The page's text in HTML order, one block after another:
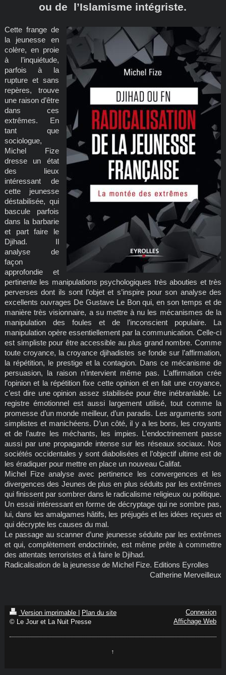
ou de l’Islamisme intégriste.
Cette frange de
la jeunesse en
colère, en proie
à l’inquiétude,
parfois à la
rupture et sans
repères, trouve
une raison d’être
dans ces
extrêmes. En
tant que
sociologue,
Michel Fize
dresse un état
des lieux
intéressant de
cette jeunesse
déstabilisée, qui
bascule parfois
dans la barbarie
et part faire le
Djihad. Il
analyse de
façon
approfondie et
pertinente les manipulations psychologiques très abouties et très
perverses dont ils sont l’objet et s’inspire pour son analyse des
excellents ouvrages De Gustave Le Bon qui, en son temps et de
manière très visionnaire, a su mettre à nu les mécanismes de la
manipulation des foules et de l’inconscient populaire. La
manipulation opère essentiellement par la communication. Celle-ci
est simpliste pour être accessible au plus grand nombre. Comme
toute croyance, la croyance djihadistes se fonde sur l’affirmation,
la répétition, le prestige et la contagion. Dans ce mécanisme de
persuasion, la raison n’intervient même pas. L’affirmation crée
l’opinion et la répétition fixe cette opinion et en fait une croyance,
c’est dire une opinion assez stabilisée pour être inébranlable. Le
registre émotionnel est aussi largement utilisé, tout comme la
promesse d’un monde meilleur, d’un paradis. Les arguments sont
simplistes et manichéens. D’un côté, il y a les bons, les croyants
et de l’autre les méchants, les impies. L’endoctrinement passe
aussi par une propagande intense sur les réseaux sociaux. Nos
sociétés occidentales y sont diabolisées et l’objectif ultime est de
les éradiquer pour mettre en place un nouveau Califat.
Michel Fize analyse avec pertinence les convergences et les
divergences des Jeunes de plus en plus séduits par les extrêmes
qui finissent par sombrer dans le radicalisme religieux ou politique.
Un essai intéressant en forme de décryptage qui ne sombre pas,
lui, dans les amalgames hâtifs, les préjugés et les idées reçues et
qui décrypte les causes du mal.
Le passage au scanner d’une jeunesse séduite par les extrêmes
et qui, complètement endoctrinée, est même prête à commettre
des attentats terroristes et à faire le Djihad.
Radicalisation de la jeunesse de Michel Fize. Editions Eyrolles
Catherine Merveilleux
Version imprimable
Plan du site
© Le Jour et La Nuit Presse
Connexion
Affichage Web
↑